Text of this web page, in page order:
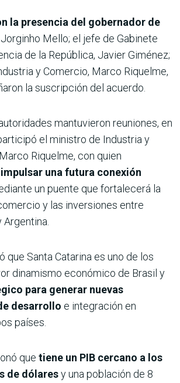
la presencia del gobernador de
Jorginho Mello; el jefe de Gabinete
de la República, Javier Giménez;
y Comercio, Marco Riquelme,
la suscripción del acuerdo.
mantuvieron reuniones, en
el ministro de Industria y
Riquelme, con quien
una futura conexión
un puente que fortalecerá la
y las inversiones entre
Argentina.
que Santa Catarina es uno de los
dinamismo económico de Brasil y
para generar nuevas
desarrollo e integración en
países.
que tiene un PIB cercano a los
de dólaresy una población de 8